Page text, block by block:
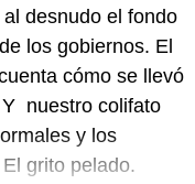
desnudo el fondo
los gobiernos. El
cómo se llevó
nuestro colifato
y los
grito pelado.